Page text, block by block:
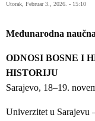
Utorak, Februar 3., 2026. - 15:10
Međunarodna
ODNOSI BOSNE I
HISTORIJU
Sarajevo, 18–19.
Univerzitet u Sarajevu